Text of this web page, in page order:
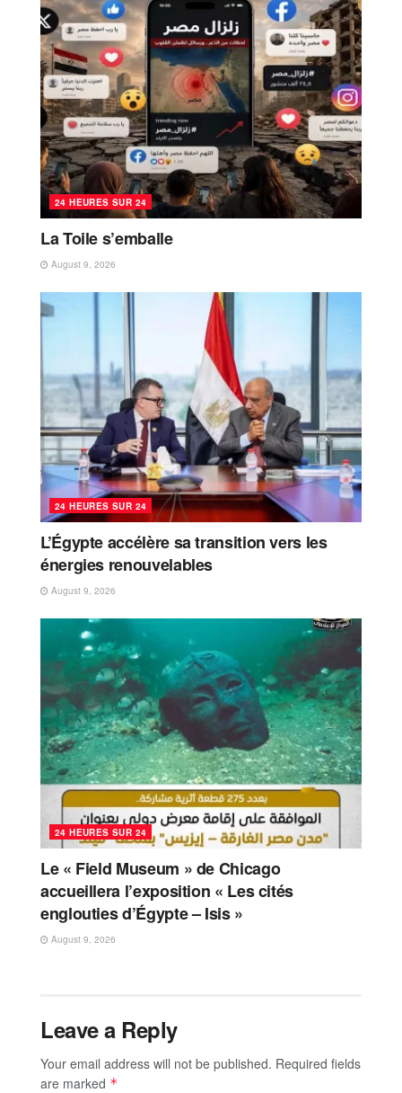
24 HEURES SUR 24
La Toile s’emballe
August 9, 2026
24 HEURES SUR 24
L’Égypte accélère sa transition vers les
énergies renouvelables
August 9, 2026
24 HEURES SUR 24
Le « Field Museum » de Chicago
accueillera l’exposition « Les cités
englouties d’Égypte – Isis »
August 9, 2026
Leave a Reply
Your email address will not be published. Required fields
are marked *